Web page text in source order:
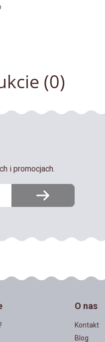
(0)
i promocjach.
O nas
Kontakt
Blog